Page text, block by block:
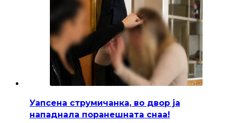
Уапсена струмичанка, во двор ја
нападнала поранешната снаа!